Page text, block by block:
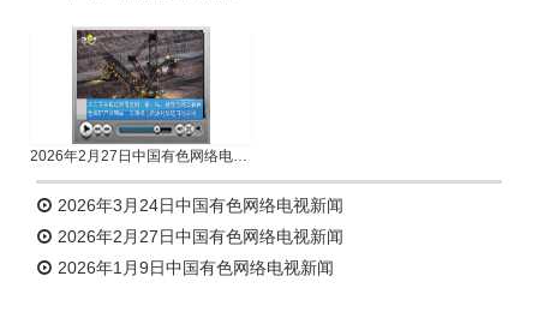
2026年2月27日中国有色网络电视新闻
2026年3月24日中国有色网络电视新闻
2026年2月27日中国有色网络电视新闻
2026年1月9日中国有色网络电视新闻